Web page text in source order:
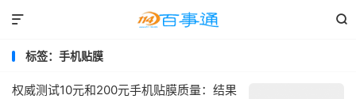


标签：手机贴膜
权威测试10元和200元手机贴膜质量：结果